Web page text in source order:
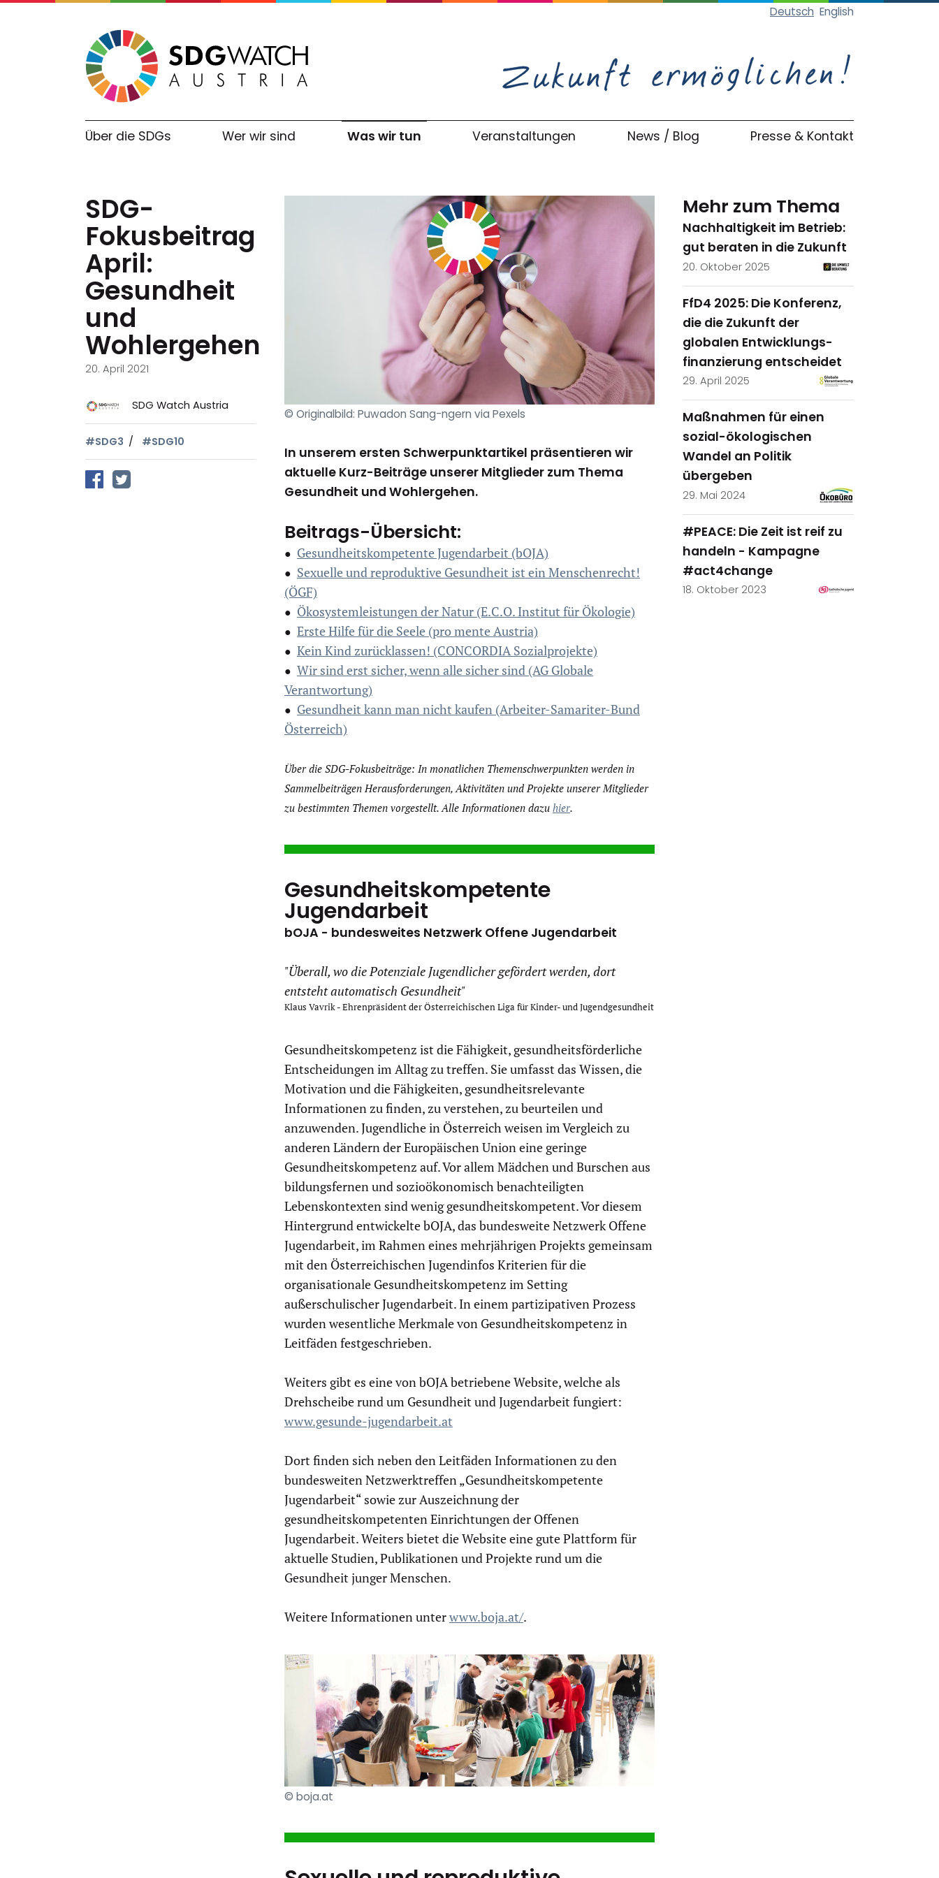
Deutsch English
Über die SDGs Wer wir sind Was wir tun Veranstaltungen News / Blog Presse & Kontakt
SDG-
Fokusbeitrag
April:
Gesundheit
und
Wohlergehen
20. April 2021
SDG Watch Austria
#SDG3 #SDG10
auf Facebook teilen
auf Twitter teilen
© Originalbild: Puwadon Sang-ngern via Pexels
In unserem ersten Schwerpunktartikel präsentieren wir
aktuelle Kurz-Beiträge unserer Mitglieder zum Thema
Gesundheit und Wohlergehen.
Beitrags-Übersicht:
● Gesundheitskompetente Jugendarbeit (bOJA)
● Sexuelle und reproduktive Gesundheit ist ein Menschenrecht!
(ÖGF)
● Ökosystemleistungen der Natur (E.C.O. Institut für Ökologie)
● Erste Hilfe für die Seele (pro mente Austria)
● Kein Kind zurücklassen! (CONCORDIA Sozialprojekte)
● Wir sind erst sicher, wenn alle sicher sind (AG Globale
Verantwortung)
● Gesundheit kann man nicht kaufen (Arbeiter-Samariter-Bund
Österreich)
Über die SDG-Fokusbeiträge: In monatlichen Themenschwerpunkten werden in
Sammelbeiträgen Herausforderungen, Aktivitäten und Projekte unserer Mitglieder
zu bestimmten Themen vorgestellt. Alle Informationen dazu hier.
Gesundheitskompetente
Jugendarbeit
bOJA - bundesweites Netzwerk Offene Jugendarbeit
"Überall, wo die Potenziale Jugendlicher gefördert werden, dort
entsteht automatisch Gesundheit"
Klaus Vavrik - Ehrenpräsident der Österreichischen Liga für Kinder- und Jugendgesundheit
Gesundheitskompetenz ist die Fähigkeit, gesundheitsförderliche
Entscheidungen im Alltag zu treffen. Sie umfasst das Wissen, die
Motivation und die Fähigkeiten, gesundheitsrelevante
Informationen zu finden, zu verstehen, zu beurteilen und
anzuwenden. Jugendliche in Österreich weisen im Vergleich zu
anderen Ländern der Europäischen Union eine geringe
Gesundheitskompetenz auf. Vor allem Mädchen und Burschen aus
bildungsfernen und sozioökonomisch benachteiligten
Lebenskontexten sind wenig gesundheitskompetent. Vor diesem
Hintergrund entwickelte bOJA, das bundesweite Netzwerk Offene
Jugendarbeit, im Rahmen eines mehrjährigen Projekts gemeinsam
mit den Österreichischen Jugendinfos Kriterien für die
organisationale Gesundheitskompetenz im Setting
außerschulischer Jugendarbeit. In einem partizipativen Prozess
wurden wesentliche Merkmale von Gesundheitskompetenz in
Leitfäden festgeschrieben.
Weiters gibt es eine von bOJA betriebene Website, welche als
Drehscheibe rund um Gesundheit und Jugendarbeit fungiert:
www.gesunde-jugendarbeit.at
Dort finden sich neben den Leitfäden Informationen zu den
bundesweiten Netzwerktreffen „Gesundheitskompetente
Jugendarbeit“ sowie zur Auszeichnung der
gesundheitskompetenten Einrichtungen der Offenen
Jugendarbeit. Weiters bietet die Website eine gute Plattform für
aktuelle Studien, Publikationen und Projekte rund um die
Gesundheit junger Menschen.
Weitere Informationen unterwww.boja.at/.
© boja.at
Mehr zum Thema
Nachhaltigkeit im Betrieb:
gut beraten in die Zukunft
20. Oktober 2025
FfD4 2025: Die Konferenz,
die die Zukunft der
globalen Entwicklungs-
finanzierung entscheidet
29. April 2025
Maßnahmen für einen
sozial-ökologischen
Wandel an Politik
übergeben
29. Mai 2024
#PEACE: Die Zeit ist reif zu
handeln - Kampagne
#act4change
18. Oktober 2023